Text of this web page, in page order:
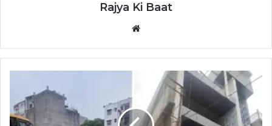
Rajya Ki Baat